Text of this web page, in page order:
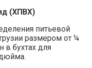
(ХПВХ)
питьевой
размером от ¼
в бухтах для